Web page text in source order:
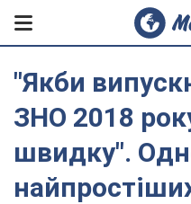
"Якби
ЗНО 2018
швидку".